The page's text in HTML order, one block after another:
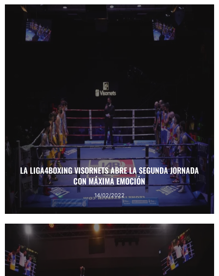
LA LIGA4BOXING VISORNETS ABRE LA SEGUNDA JORNADA
CON MÁXIMA EMOCIÓN
14/02/2022